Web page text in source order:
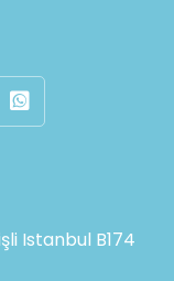
Istanbul B174